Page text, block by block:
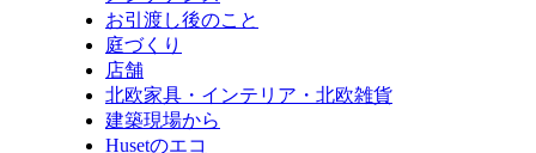
お引渡し後のこと
庭づくり
店舗
北欧家具・インテリア・北欧雑貨
建築現場から
Husetのエコ